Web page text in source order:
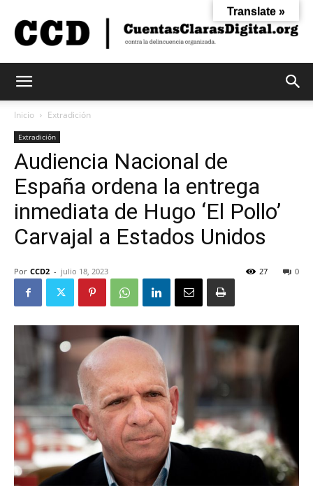
Claras
Digital
Inicio Extradición
Extradición
Audiencia Nacional de
España ordena la entrega
inmediata de Hugo ‘El Pollo’
Carvajal a Estados Unidos
Por CCD2 - julio 18, 2023 0
27
Translate »